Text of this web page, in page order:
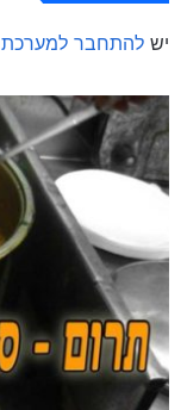
יש להתחבר למערכת